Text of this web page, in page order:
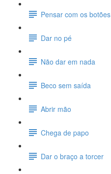
Pensar com os botões
Dar no pé
Não dar em nada
Beco sem saída
Abrir mão
Chega de papo
Dar o braço a torcer